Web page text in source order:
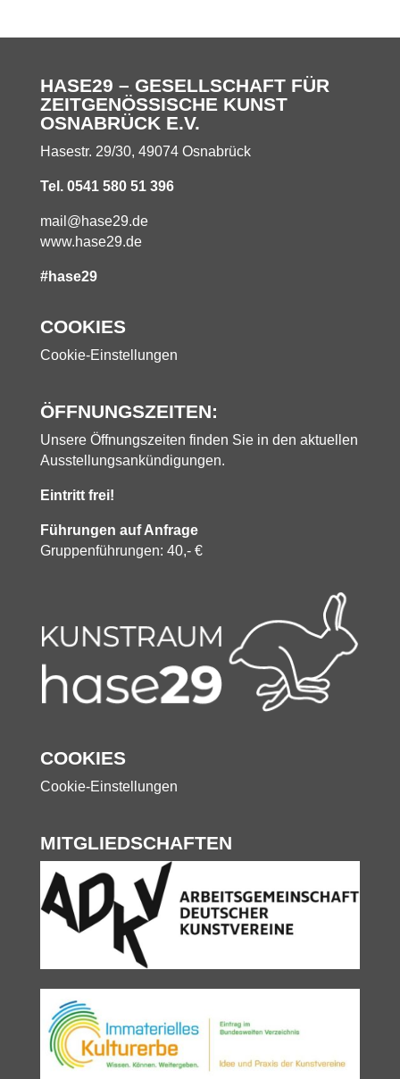
HASE29 – GESELLSCHAFT FÜR
ZEITGENÖSSISCHE KUNST
OSNABRÜCK E.V.
Hasestr. 29/30, 49074 Osnabrück
Tel. 0541 580 51 396
mail@hase29.de
www.hase29.de
#hase29
COOKIES
Cookie-Einstellungen
ÖFFNUNGSZEITEN:
Unsere Öffnungszeiten finden Sie in den aktuellen
Ausstellungsankündigungen.
Eintritt frei!
Führungen auf Anfrage
Gruppenführungen: 40,- €
COOKIES
Cookie-Einstellungen
MITGLIEDSCHAFTEN